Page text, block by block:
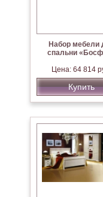
Набор мебели
спальни
Цена: 64 814
Купить